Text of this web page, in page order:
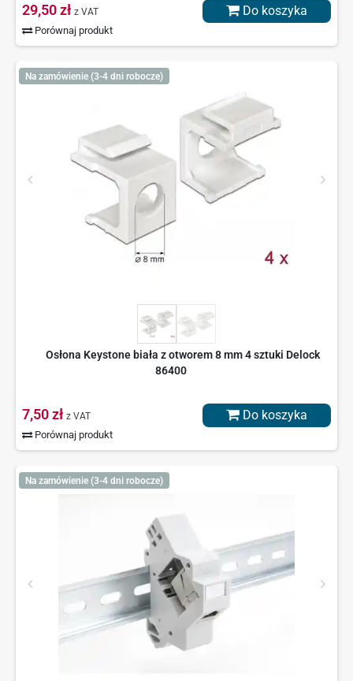
29,50 zł z VAT
Porównaj produkt
Do koszyka
Na zamówienie (3-4 dni robocze)
Osłona Keystone biała z otworem 8 mm 4 sztuki Delock
86400
7,50 zł z VAT
Porównaj produkt
Do koszyka
Na zamówienie (3-4 dni robocze)